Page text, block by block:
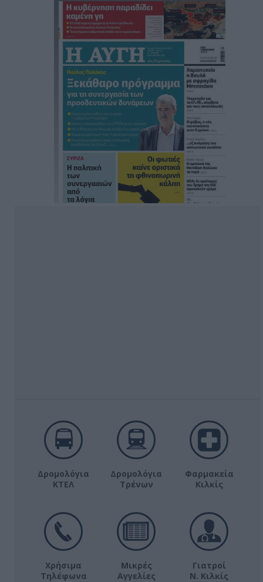
Δρομολόγια
ΚΤΕΛ
Δρομολόγια
Τρένων
Φαρμακεία
Κιλκίς
Χρήσιμα
Τηλέφωνα
Μικρές
Αγγελίες
Γιατροί
Ν. Κιλκίς